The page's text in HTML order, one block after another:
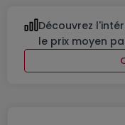
Découvrez
le prix moyen